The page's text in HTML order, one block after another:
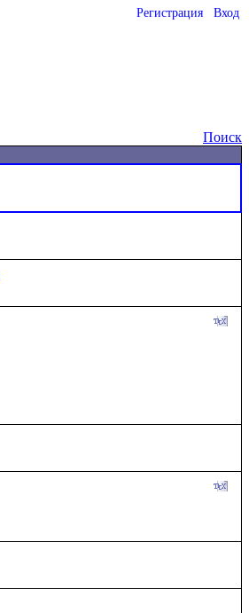
Регистрация Вход
Поиск